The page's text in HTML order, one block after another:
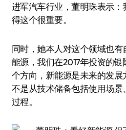
进军汽车行业，董明珠表示
得这个很重要。
同时，她本人对这个领域也
能源，我们在2017年投资的
个方向，新能源是未来的发
不是从技术储备包括使用场
过程。